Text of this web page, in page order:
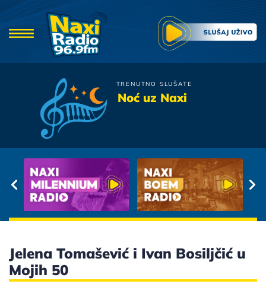
TRENUTNO SLUŠATE
Noć uz Naxi
Jelena Tomašević i Ivan Bosiljčić u
Mojih 50